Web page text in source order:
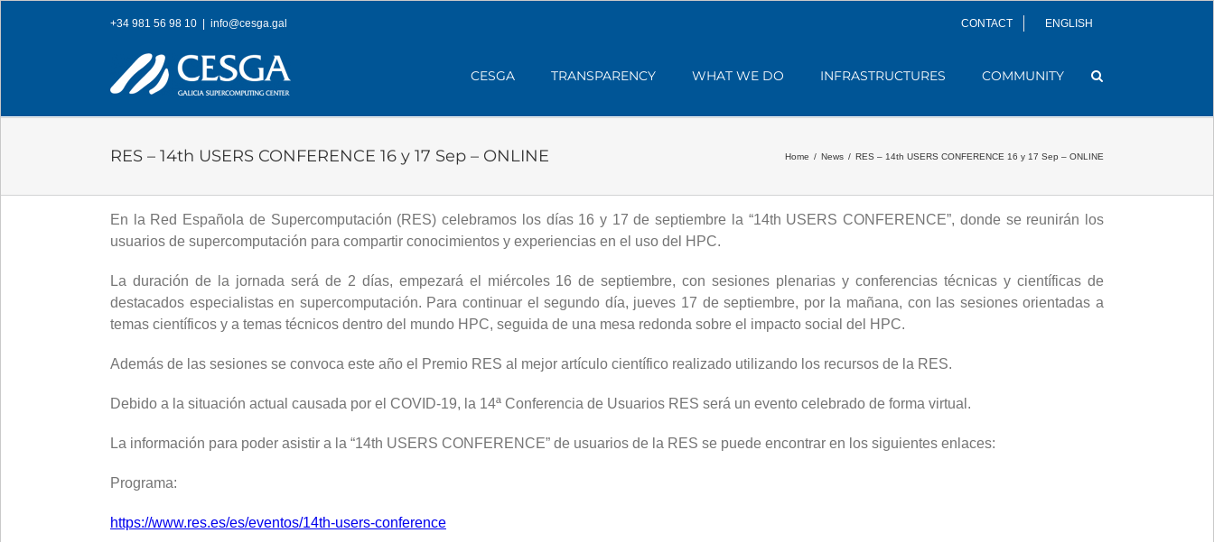
+34 981 56 98 10 info@cesga.gal CONTACT ENGLISH
CESGA TRANSPARENCY WHAT WE DO INFRASTRUCTURES COMMUNITY
RES – 14th USERS CONFERENCE 16 y 17 Sep – ONLINE Home / News / RES – 14th USERS CONFERENCE 16 y 17 Sep – ONLINE
En la Red Española de Supercomputación (RES) celebramos los días 16 y 17 de septiembre la “14th USERS CONFERENCE”, donde se reunirán los
usuarios de supercomputación para compartir conocimientos y experiencias en el uso del HPC.
La duración de la jornada será de 2 días, empezará el miércoles 16 de septiembre, con sesiones plenarias y conferencias técnicas y científicas de
destacados especialistas en supercomputación. Para continuar el segundo día, jueves 17 de septiembre, por la mañana, con las sesiones orientadas a
temas científicos y a temas técnicos dentro del mundo HPC, seguida de una mesa redonda sobre el impacto social del HPC.
Además de las sesiones se convoca este año el Premio RES al mejor artículo científico realizado utilizando los recursos de la RES.
Debido a la situación actual causada por el COVID-19, la 14ª Conferencia de Usuarios RES será un evento celebrado de forma virtual.
La información para poder asistir a la “14th USERS CONFERENCE” de usuarios de la RES se puede encontrar en los siguientes enlaces:
Programa:
https://www.res.es/es/eventos/14th-users-conference